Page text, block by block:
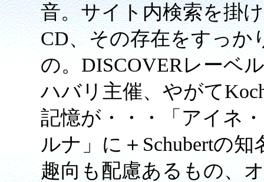
音。サイト内検索を掛
CD、その存在をすっか
の。DISCOVERレーベ
ハバリ主催、やがて
記憶が・・・「アイネ
ルナ」に＋Schubertの
趣向も配慮あるもの、